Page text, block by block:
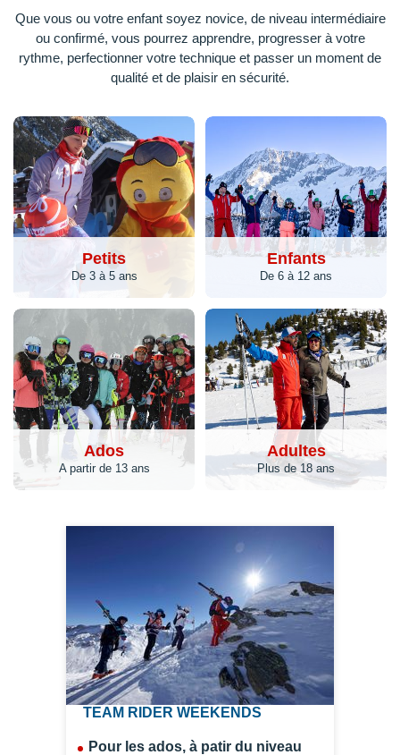
Petits
De 3 à 5 ans
Enfants
De 6 à 12 ans
Ados
A partir de 13 ans
Adultes
Plus de 18 ans
Que vous ou votre enfant soyez novice, de niveau intermédiaire
ou confirmé, vous pourrez apprendre, progresser à votre
rythme, perfectionner votre technique et passer un moment de
qualité et de plaisir en sécurité.
TEAM RIDER WEEKENDS
Pour les ados, à patir du niveau